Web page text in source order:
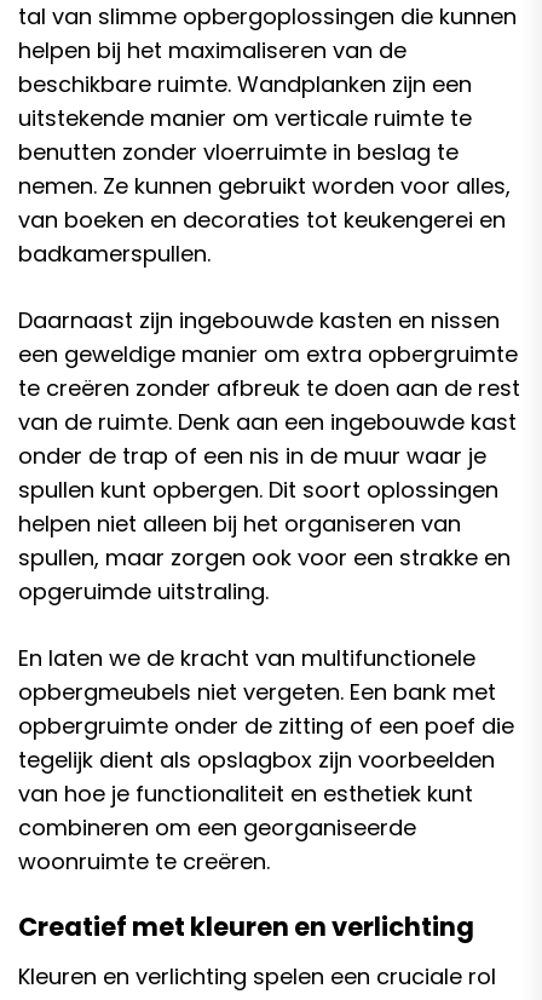
tal van slimme opbergoplossingen die kunnen
helpen bij het maximaliseren van de
beschikbare ruimte. Wandplanken zijn een
uitstekende manier om verticale ruimte te
benutten zonder vloerruimte in beslag te
nemen. Ze kunnen gebruikt worden voor alles,
van boeken en decoraties tot keukengerei en
badkamerspullen.
Daarnaast zijn ingebouwde kasten en nissen
een geweldige manier om extra opbergruimte
te creëren zonder afbreuk te doen aan de rest
van de ruimte. Denk aan een ingebouwde kast
onder de trap of een nis in de muur waar je
spullen kunt opbergen. Dit soort oplossingen
helpen niet alleen bij het organiseren van
spullen, maar zorgen ook voor een strakke en
opgeruimde uitstraling.
En laten we de kracht van multifunctionele
opbergmeubels niet vergeten. Een bank met
opbergruimte onder de zitting of een poef die
tegelijk dient als opslagbox zijn voorbeelden
van hoe je functionaliteit en esthetiek kunt
combineren om een georganiseerde
woonruimte te creëren.
Creatief met kleuren en verlichting
Kleuren en verlichting spelen een cruciale rol